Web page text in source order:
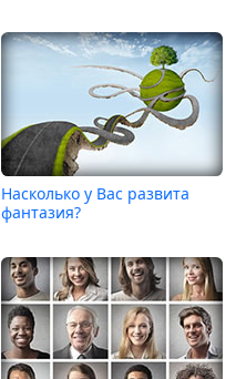
Насколько у Вас развита
фантазия?